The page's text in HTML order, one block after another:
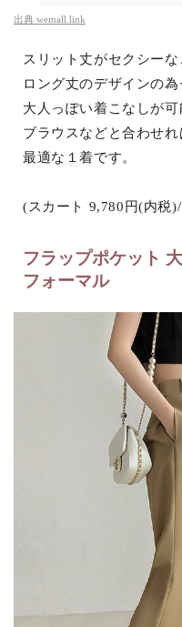
出典 wemall.link
スリット丈がセクシーな
ロング丈のデザインの
大人っぽい着こなしが可
ブラウスなどと合わせ
最適な１着です。
(スカート 9,780円(内税
フラップポケット
フォーマル